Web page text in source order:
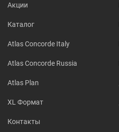
Акции
Каталог
Atlas Concorde Italy
Atlas Concorde Russia
Atlas Plan
XL Формат
Контакты